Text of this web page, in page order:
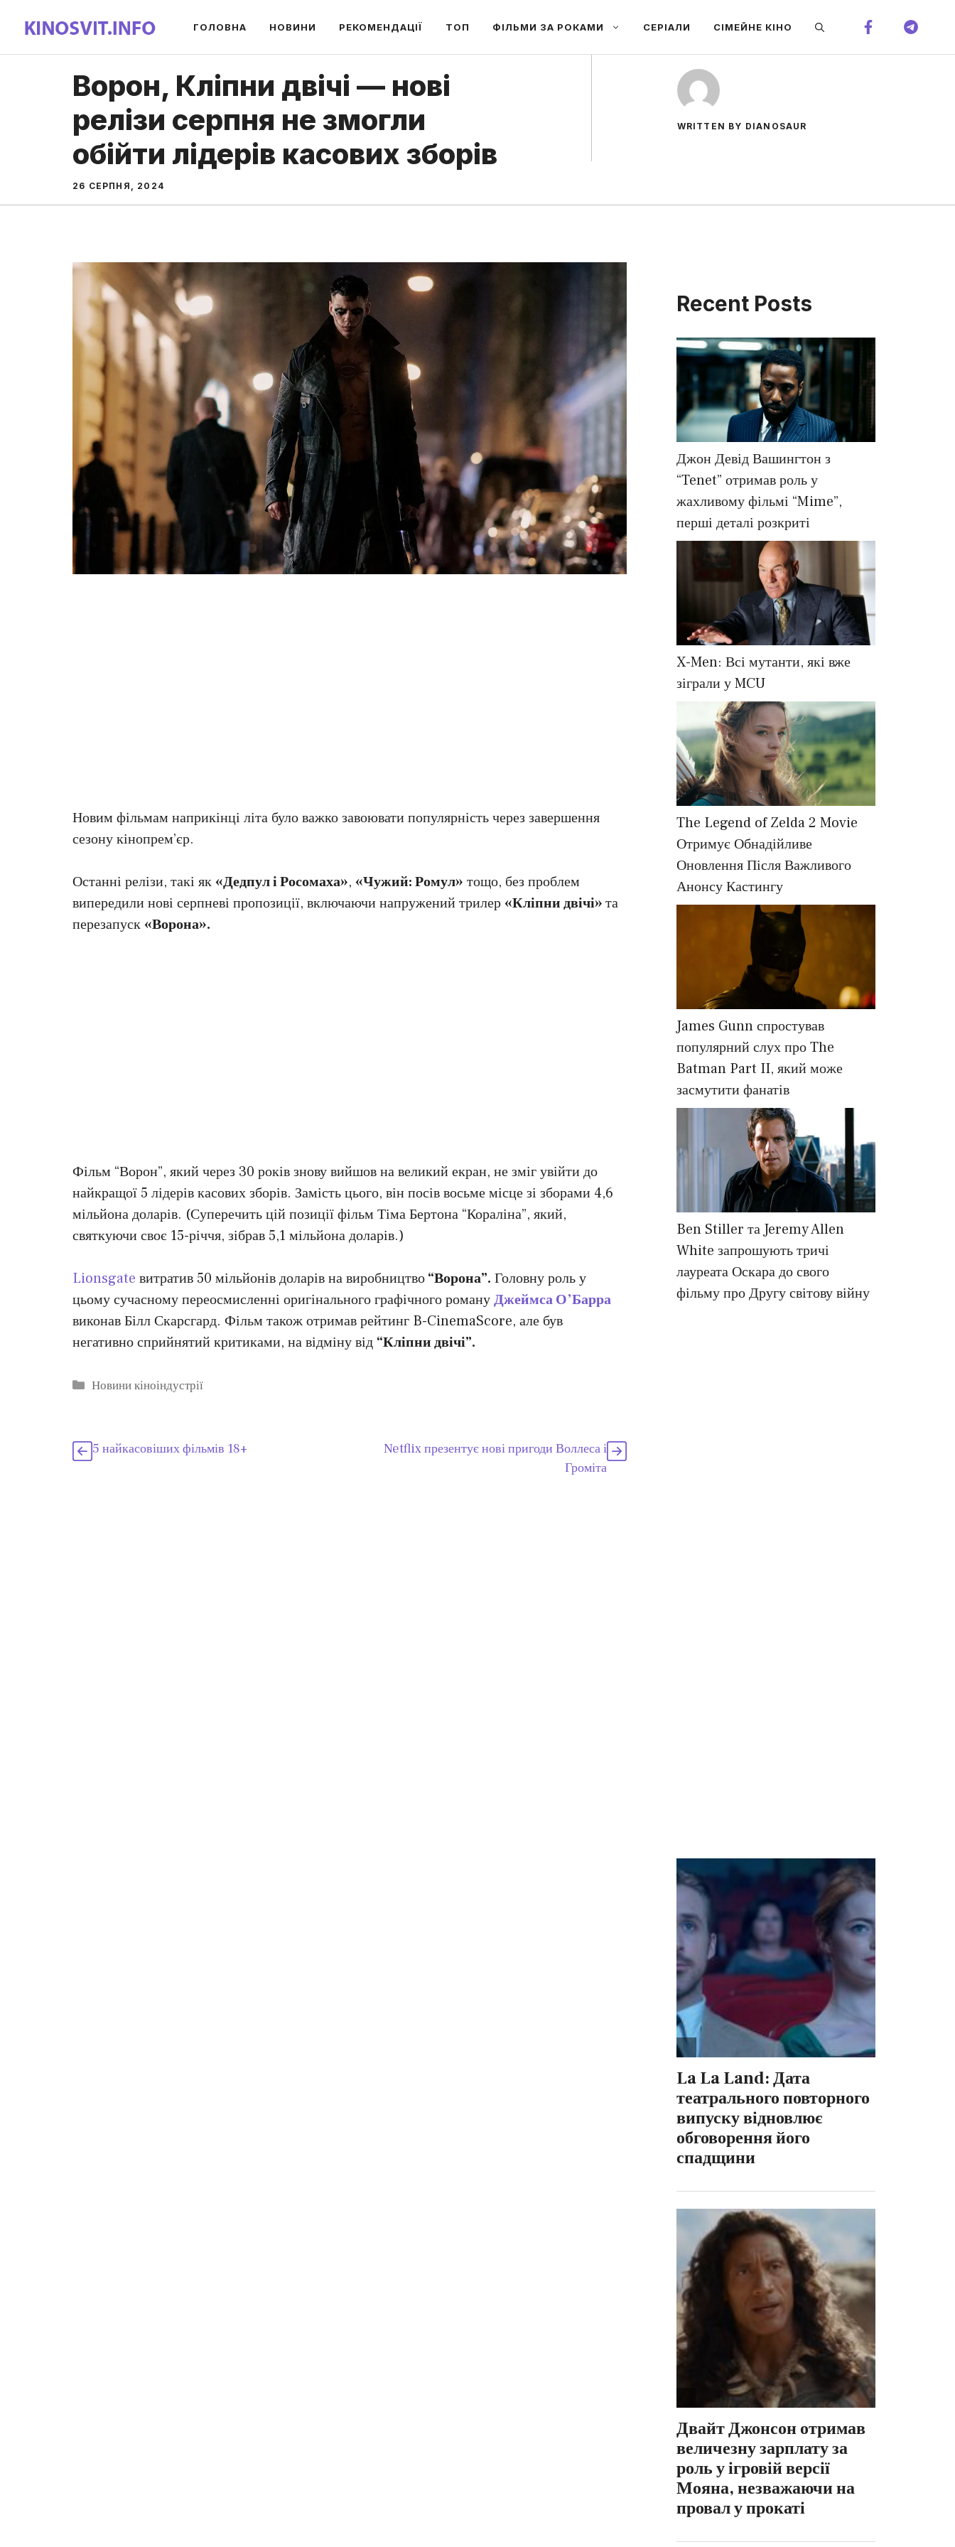
вмісту
ГОЛОВНА НОВИНИ РЕКОМЕНДАЦІЇ ТОП ФІЛЬМИ ЗА РОКАМИ СЕРІАЛИ СІМЕЙНЕ КІНО
Ворон, Кліпни двічі — нові
релізи серпня не змогли
обійти лідерів касових зборів
26 СЕРПНЯ, 2024
WRITTEN BY DIANOSAUR
Новим фільмам наприкінці літа було важко завоювати популярність через завершення
сезону кінопрем’єр.
Останні релізи, такі як«Дедпул і Росомаха», «Чужий: Ромул» тощо, без проблем
випередили нові серпневі пропозиції, включаючи напружений трилер«Кліпни двічі»та
перезапуск«Ворона».
Фільм “Ворон”, який через 30 років знову вийшов на великий екран, не зміг увійти до
найкращої 5 лідерів касових зборів. Замість цього, він посів восьме місце зі зборами 4,6
мільйона доларів. (Суперечить цій позиції фільм Тіма Бертона “Кораліна”, який,
святкуючи своє 15-річчя, зібрав 5,1 мільйона доларів.)
Lionsgate витратив 50 мільйонів доларів на виробництво“Ворона”. Головну роль у
цьому сучасному переосмисленні оригінального графічного романуДжеймса О’Барра
виконав Білл Скарсгард. Фільм також отримав рейтинг B-CinemaScore, але був
негативно сприйнятий критиками, на відміну від “Кліпни двічі”.
Категорії
Новини кіноіндустрії
5 найкасовіших фільмів 18+
Netflix презентує нові пригоди Воллеса і
Громіта
Recent Posts
Джон Девід Вашингтон з
“Tenet” отримав роль у
жахливому фільмі “Mime”,
перші деталі розкриті
X-Men: Всі мутанти, які вже
зіграли у MCU
The Legend of Zelda 2 Movie
Отримує Обнадійливе
Оновлення Після Важливого
Анонсу Кастингу
James Gunn спростував
популярний слух про The
Batman Part II, який може
засмутити фанатів
Ben Stiller та Jeremy Allen
White запрошують тричі
лауреата Оскара до свого
фільму про Другу світову війну